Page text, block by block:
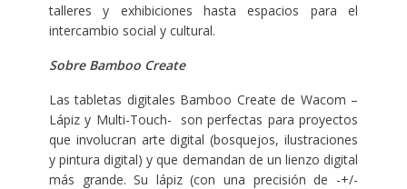
talleres y exhibiciones hasta espacios para el
intercambio social y cultural.
Sobre Bamboo Create
Las tabletas digitales Bamboo Create de Wacom –
Lápiz y Multi-Touch- son perfectas para proyectos
que involucran arte digital (bosquejos, ilustraciones
y pintura digital) y que demandan de un lienzo digital
más grande. Su lápiz (con una precisión de -+/-